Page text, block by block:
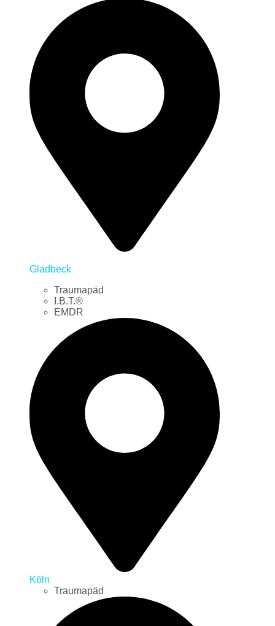
Gladbeck
Traumapäd
I.B.T.®
EMDR
Köln
Traumapäd